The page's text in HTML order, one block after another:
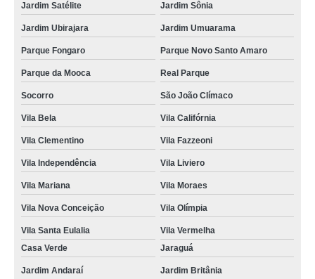
Jardim Satélite Jardim Sônia
Jardim Ubirajara Jardim Umuarama
Parque Fongaro Parque Novo Santo Amaro
Parque da Mooca Real Parque
Socorro São João Clímaco
Vila Bela Vila Califórnia
Vila Clementino Vila Fazzeoni
Vila Independência Vila Liviero
Vila Mariana Vila Moraes
Vila Nova Conceição Vila Olímpia
Vila Santa Eulalia
Vila Vermelha
Casa Verde
Jaraguá
Jardim Andaraí Jardim Britânia